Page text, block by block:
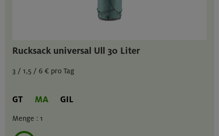
Rucksack universal Ull 30 Liter
3 / 1,5 / 6 € pro Tag
GT MA GIL
Menge : 1